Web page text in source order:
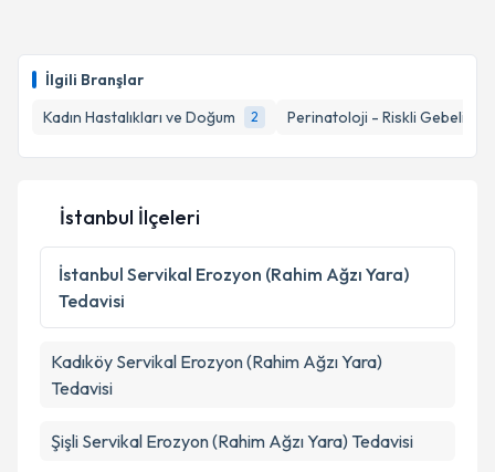
İlgili Branşlar
Kadın Hastalıkları ve Doğum
2 Perinatoloji - Riskli Gebelikler
bilgilendireceğiz.
E-posta Adresiniz
Kişisel verilerimin işlenmesine ilişkin
Metni'ni okudum ve kişisel verilerimin belirtilen
kapsamda işlenmesini kabul ediyorum.
İstanbul İlçeleri
İstanbul Servikal Erozyon (Rahim Ağzı Yara)
Tedavisi
Kadıköy Servikal Erozyon (Rahim Ağzı Yara)
Tedavisi
Şişli Servikal Erozyon (Rahim Ağzı Yara) Tedavisi